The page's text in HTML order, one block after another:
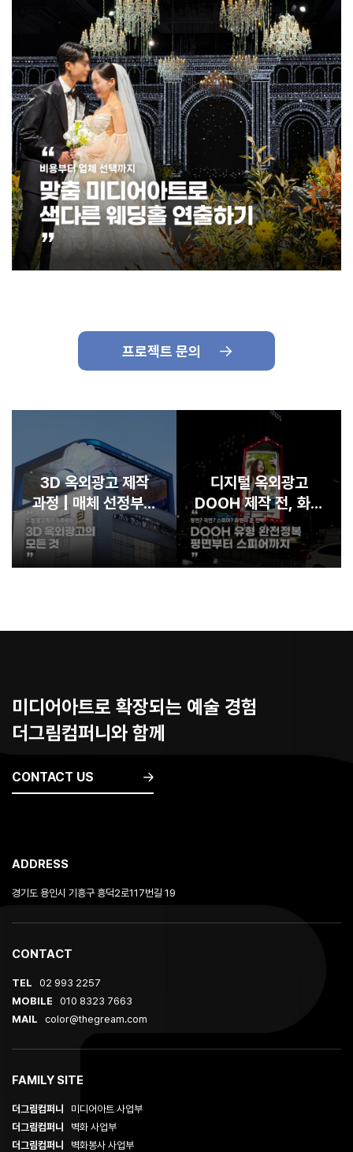
프로젝트 문의
3D 옥외광고 제작
과정 | 매체 선정부터
송출까지
디지털 옥외광고
DOOH 제작 전, 화면
유형별 활용 가이드
미디어아트로 확장되는 예술 경험
더그림컴퍼니와 함께
CONTACT US
ADDRESS
경기도 용인시 기흥구 흥덕2로117번길 19
CONTACT
TEL
02 993 2257
MOBILE
010 8323 7663
MAIL
color@thegream.com
FAMILY SITE
더그림컴퍼니
미디어아트 사업부
더그림컴퍼니
벽화 사업부
더그림컴퍼니
벽화봉사 사업부